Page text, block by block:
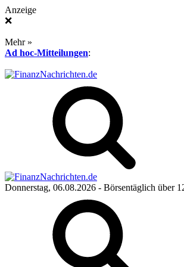
Anzeige
❌
Mehr »
Ad hoc-Mitteilungen:
Donnerstag, 06.08.2026 - Börsentäglich über